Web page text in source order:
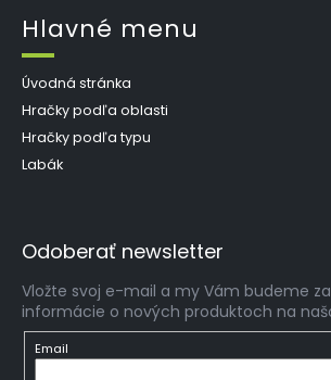
Hlavné menu
Úvodná stránka
Hračky podľa oblasti
Hračky podľa typu
Labák
Odoberať newsletter
Vložte svoj e-mail a my Vám budeme
informácie o nových produktoch na
Email